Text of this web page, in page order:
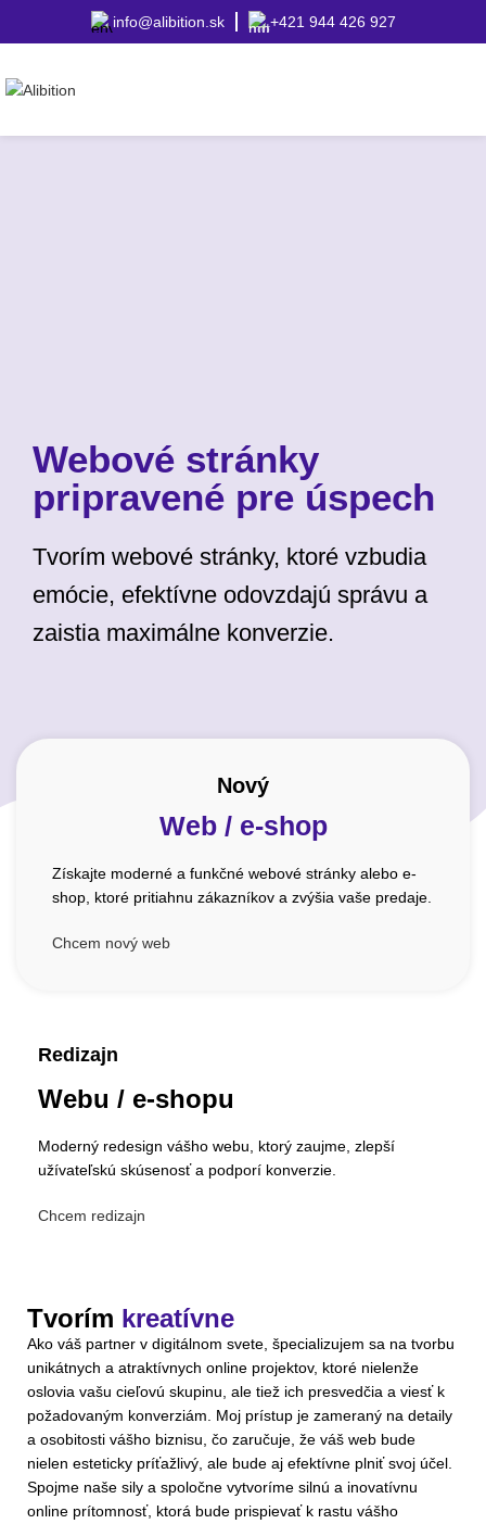
info@alibition.sk +421 944 426 927
Webové stránky
pripravené pre úspech
Tvorím webové stránky, ktoré vzbudia
emócie, efektívne odovzdajú správu a
zaistia maximálne konverzie.
Nový
Web / e-shop
Získajte moderné a funkčné webové stránky alebo e-
shop, ktoré pritiahnu zákazníkov a zvýšia vaše predaje.
Chcem nový web
Redizajn
Webu / e-shopu
Moderný redesign vášho webu, ktorý zaujme, zlepší
užívateľskú skúsenosť a podporí konverzie.
Chcem redizajn
Tvorím kreatívne
Ako váš partner v digitálnom svete, špecializujem sa na tvorbu
unikátnych a atraktívnych online projektov, ktoré nielenže
oslovia vašu cieľovú skupinu, ale tiež ich presvedčia a viesť k
požadovaným konverziám. Moj prístup je zameraný na detaily
a osobitosti vášho biznisu, čo zaručuje, že váš web bude
nielen esteticky príťažlivý, ale bude aj efektívne plniť svoj účel.
Spojme naše sily a spoločne vytvoríme silnú a inovatívnu
online prítomnosť, ktorá bude prispievať k rastu vášho